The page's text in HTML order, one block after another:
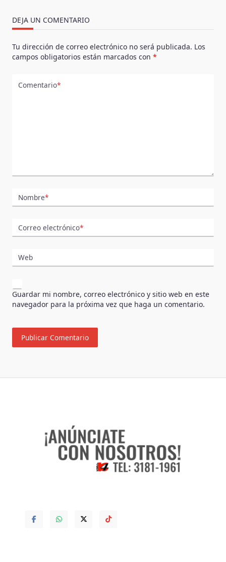
DEJA UN COMENTARIO
Tu dirección de correo electrónico no será publicada. Los
campos obligatorios están marcados con *
Comentario*
Nombre*
Correo electrónico*
Web
Guardar mi nombre, correo electrónico y sitio web en este
navegador para la próxima vez que haga un comentario.